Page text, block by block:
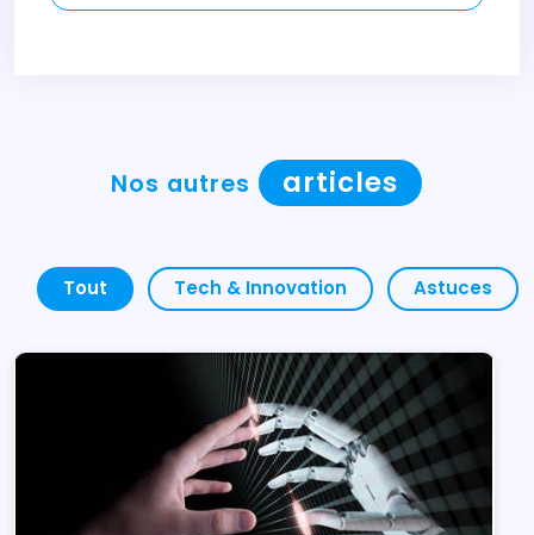
Nos autres articles
Tout Tech & Innovation Astuces